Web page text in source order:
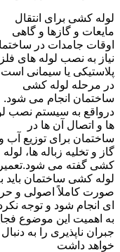
لوله کشی برای انتقال
مایعات و گازها و گاهی
اوقات جامدات در
نیاز به نصب لوله های
پلاستیکی یا سیمانی
در مرحله لوله کشی
ساختمان انجام می شود.
درواقع به سیستم نصب
ها و اتصال آن ها در
ساختمان برای توزیع آب و
گاز و تخلیه زباله ها، لوله
کشی گفته می شود.تعمیر
لوله کشی ساختمان باید
صورت کاملاً اصولی و
ای انجام شود و توجه
به اهمیت این موضوع
جبران ناپذیری را به دنبال
خواهد داشت